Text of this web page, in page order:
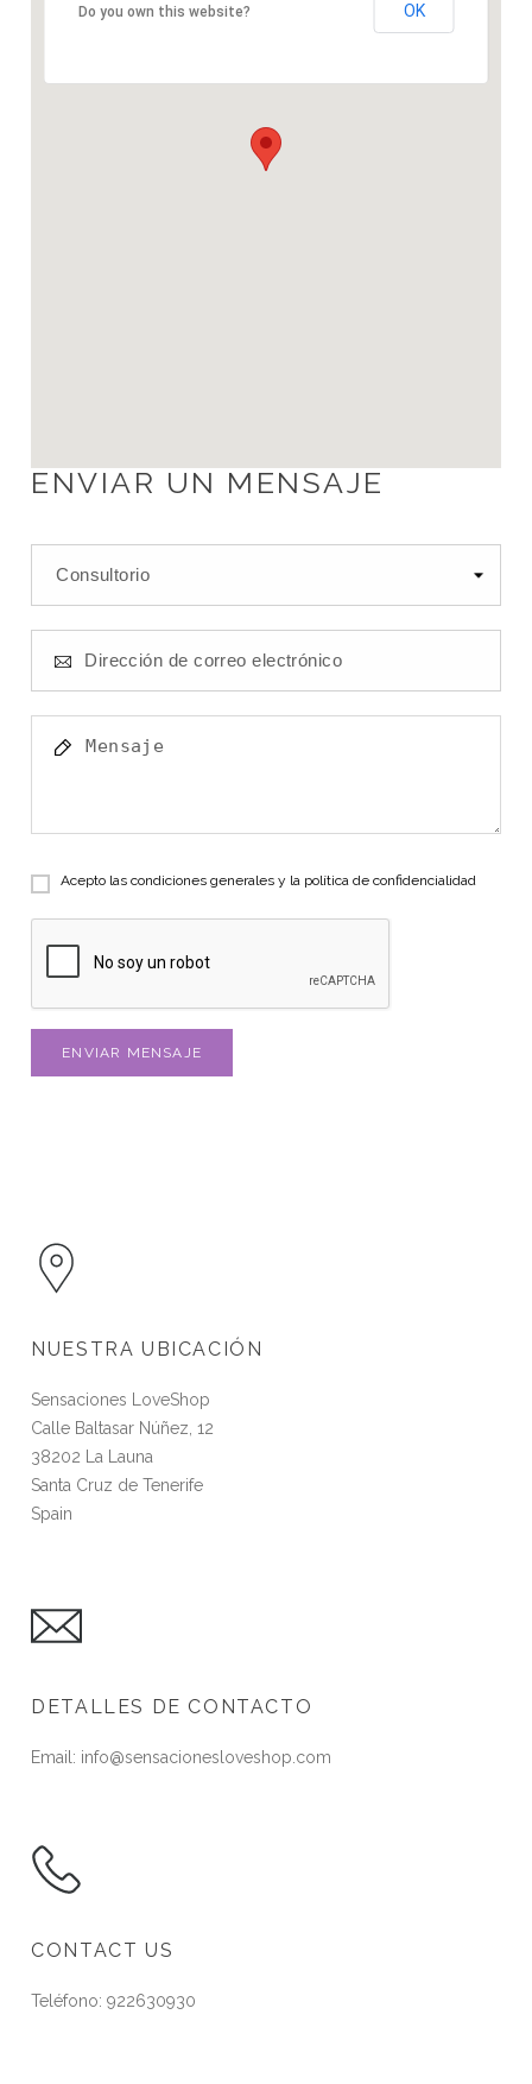
Do you own this website? OK
ENVIAR UN MENSAJE
Acepto las condiciones generales y la política de confidencialidad
ENVIAR MENSAJE
NUESTRA UBICACIÓN
Sensaciones LoveShop
Calle Baltasar Núñez, 12
38202 La Launa
Santa Cruz de Tenerife
Spain
DETALLES DE CONTACTO
Email: info@sensacionesloveshop.com
CONTACT US
Teléfono: 922630930